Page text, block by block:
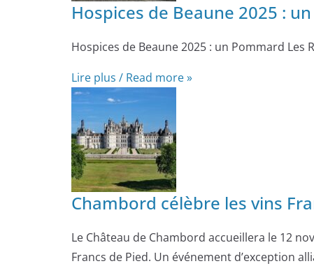
Hospices de Beaune 2025 :
Hospices de Beaune 2025 : un Pommard
Lire plus / Read more »
Chambord célèbre les vins
Le Château de Chambord accueillera le 12
Francs de Pied. Un événement d’exception